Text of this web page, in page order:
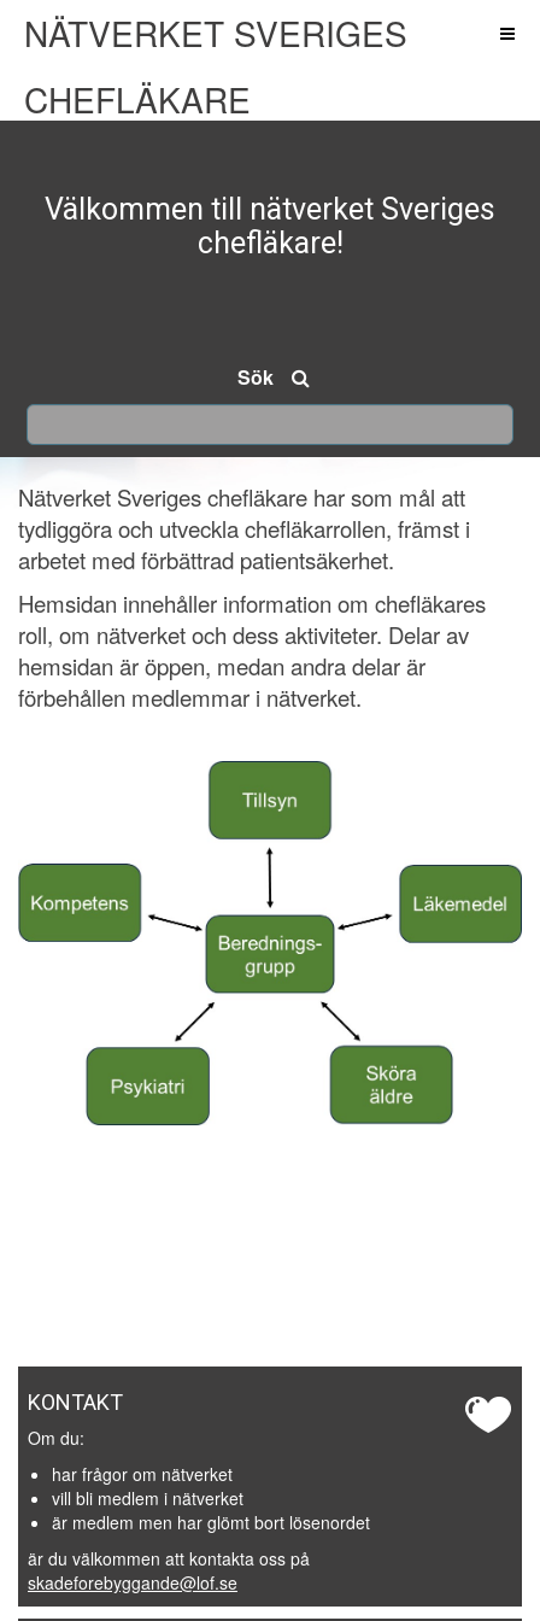
NÄTVERKET SVERIGES
CHEFLÄKARE
Välkommen till nätverket Sveriges
chefläkare!
Sök
Nätverket Sveriges chefläkare har som mål att
tydliggöra och utveckla chefläkarrollen, främst i
arbetet med förbättrad patientsäkerhet.
Hemsidan innehåller information om chefläkares
roll, om nätverket och dess aktiviteter. Delar av
hemsidan är öppen, medan andra delar är
förbehållen medlemmar i nätverket.
KONTAKT
Om du:
har frågor om nätverket
vill bli medlem i nätverket
är medlem men har glömt bort lösenordet
är du välkommen att kontakta oss på
skadeforebyggande@lof.se